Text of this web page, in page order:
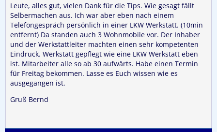
Leute, alles gut, vielen Dank für die Tips. Wie gesagt fällt
Selbermachen aus. Ich war aber eben nach einem
Telefongespräch persönlich in einer LKW Werkstatt. (10min
entfernt) Da standen auch 3 Wohnmobile vor. Der Inhaber
und der Werkstattleiter machten einen sehr kompetenten
Eindruck. Werkstatt gepflegt wie eine LKW Werkstatt eben
ist. Mitarbeiter alle so ab 30 aufwärts. Habe einen Termin
für Freitag bekommen. Lasse es Euch wissen wie es
ausgegangen ist.
Gruß Bernd